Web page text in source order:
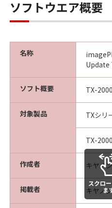
者にこのような行
ん。
(4) 本契約に明示的
キヤノンは「本ソ
的財産権のいかな
るものではありま
所有権
権限及び所有権は
「許諾ソフトウエ
憶媒体に格納され
キヤノンは、お客
ソフトウエア概要
名称
Update
ソフト概要 TX-
対象製品 TXシリ
TX-2000
作成者 キヤノ
掲載者 キヤノ
スクロ
ま